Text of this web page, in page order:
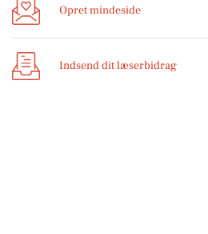
Opret mindeside
Indsend dit læserbidrag